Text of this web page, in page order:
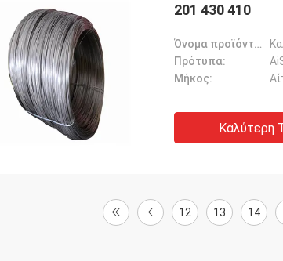
201 430 410
Όνομα προϊόντων:
Πρότυπα:
Μήκος:
Καλύτερη
12 13 14